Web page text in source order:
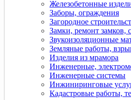
Железобетонные
Заборы, ограждения
Загородное
Замки, ремонт замков,
Звукоизоляционные
Земляные работы,
Изделия из мрамора
Инженерные,
Инженерные системы
Инжиниринговые
Кадастровые работы,